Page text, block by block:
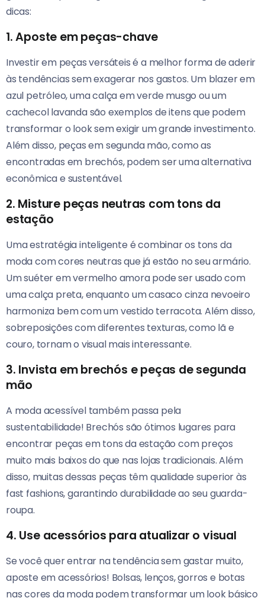
dicas:
1. Aposte em peças-chave
Investir em peças versáteis é a melhor forma de aderir
às tendências sem exagerar nos gastos. Um blazer em
azul petróleo, uma calça em verde musgo ou um
cachecol lavanda são exemplos de itens que podem
transformar o look sem exigir um grande investimento.
Além disso, peças em segunda mão, como as
encontradas em brechós, podem ser uma alternativa
econômica e sustentável.
2. Misture peças neutras com tons da
estação
Uma estratégia inteligente é combinar os tons da
moda com cores neutras que já estão no seu armário.
Um suéter em vermelho amora pode ser usado com
uma calça preta, enquanto um casaco cinza nevoeiro
harmoniza bem com um vestido terracota. Além disso,
sobreposições com diferentes texturas, como lã e
couro, tornam o visual mais interessante.
3. Invista em brechós e peças de segunda
mão
A moda acessível também passa pela
sustentabilidade! Brechós são ótimos lugares para
encontrar peças em tons da estação com preços
muito mais baixos do que nas lojas tradicionais. Além
disso, muitas dessas peças têm qualidade superior às
fast fashions, garantindo durabilidade ao seu guarda-
roupa.
4. Use acessórios para atualizar o visual
Se você quer entrar na tendência sem gastar muito,
aposte em acessórios! Bolsas, lenços, gorros e botas
nas cores da moda podem transformar um look básico